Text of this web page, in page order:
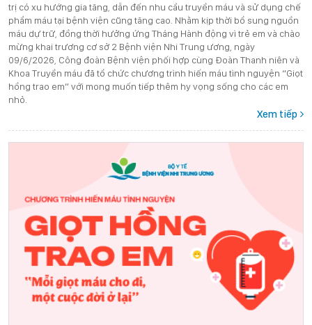
trị có xu hướng gia tăng, dẫn đến nhu cầu truyền máu và sử dụng chế
phẩm máu tại bệnh viện cũng tăng cao. Nhằm kịp thời bổ sung nguồn
máu dự trữ, đồng thời hưởng ứng Tháng Hành động vì trẻ em và chào
mừng khai trương cơ sở 2 Bệnh viện Nhi Trung ương, ngày
09/6/2026, Công đoàn Bệnh viện phối hợp cùng Đoàn Thanh niên và
Khoa Truyền máu đã tổ chức chương trình hiến máu tình nguyện “Giọt
hồng trao em” với mong muốn tiếp thêm hy vọng sống cho các em
nhỏ.
Xem tiếp